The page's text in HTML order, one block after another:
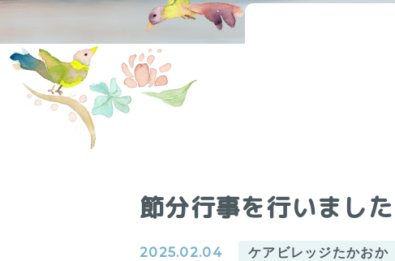
節分行事を行いました
2025.02.04 ケアビレッジたかおか